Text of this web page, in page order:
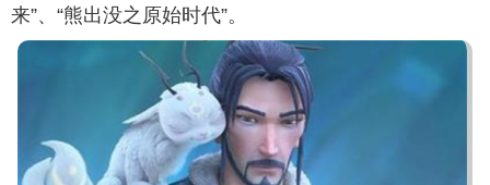
来”、“熊出没之原始时代”。